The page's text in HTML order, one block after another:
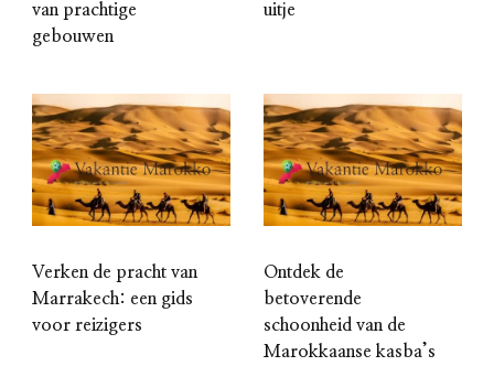
van prachtige
gebouwen
uitje
Verken de pracht van
Marrakech: een gids
voor reizigers
Ontdek de
betoverende
schoonheid van de
Marokkaanse kasba’s